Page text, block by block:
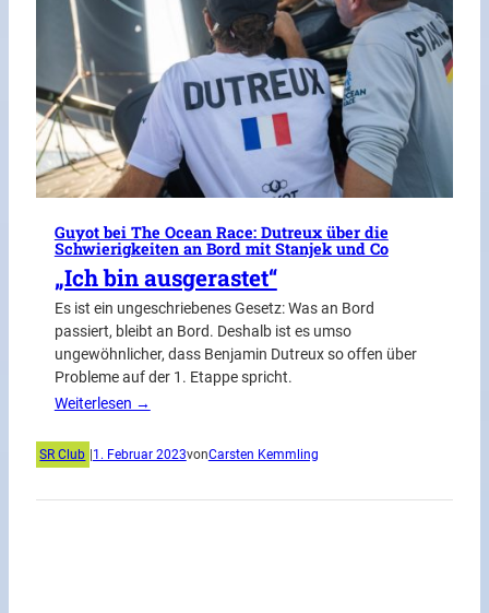
Guyot bei The Ocean Race: Dutreux über die
Schwierigkeiten an Bord mit Stanjek und Co
„Ich bin ausgerastet“
Es ist ein ungeschriebenes Gesetz: Was an Bord
passiert, bleibt an Bord. Deshalb ist es umso
ungewöhnlicher, dass Benjamin Dutreux so offen über
Probleme auf der 1. Etappe spricht.
Weiterlesen →
SR Club 1. Februar 2023vonCarsten Kemmling